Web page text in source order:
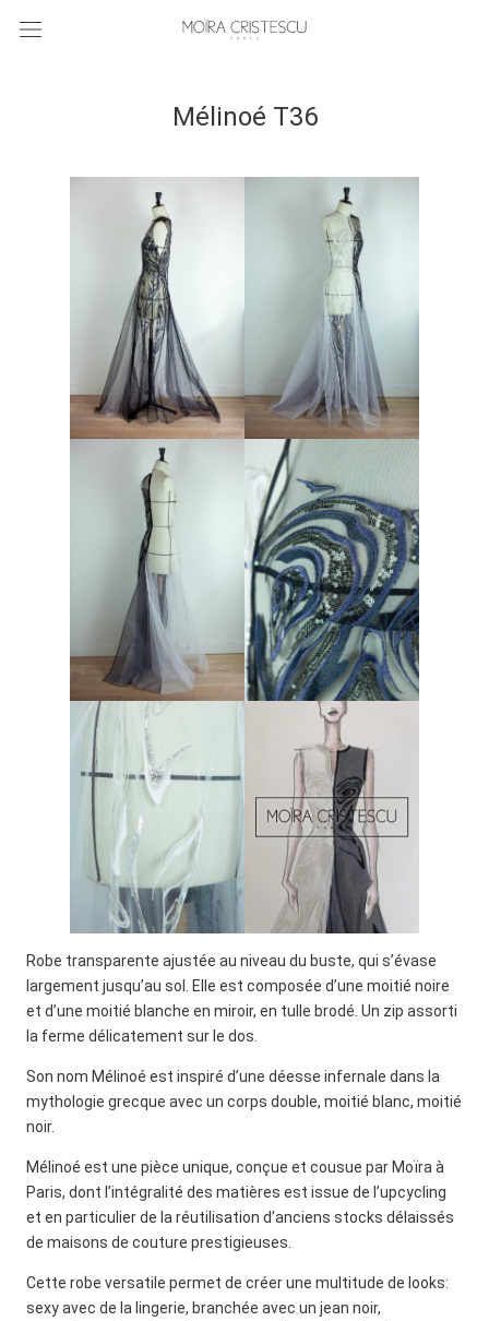
Mélinoé T36
Robe transparente ajustée au niveau du buste, qui s’évase
largement jusqu’au sol. Elle est composée d’une moitié noire
et d’une moitié blanche en miroir, en tulle brodé. Un zip assorti
la ferme délicatement sur le dos.
Son nom Mélinoé est inspiré d’une déesse infernale dans la
mythologie grecque avec un corps double, moitié blanc, moitié
noir.
Mélinoé est une pièce unique, conçue et cousue par Moïra à
Paris, dont l’intégralité des matières est issue de l’upcycling
et en particulier de la réutilisation d’anciens stocks délaissés
de maisons de couture prestigieuses.
Cette robe versatile permet de créer une multitude de looks:
sexy avec de la lingerie, branchée avec un jean noir,